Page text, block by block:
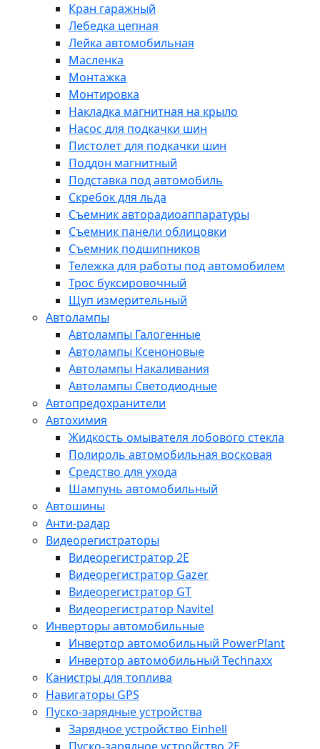
Кран гаражный
Лебедка цепная
Лейка автомобильная
Масленка
Монтажка
Монтировка
Накладка магнитная на крыло
Насос для подкачки шин
Пистолет для подкачки шин
Поддон магнитный
Подставка под автомобиль
Скребок для льда
Съемник авторадиоаппаратуры
Съемник панели облицовки
Съемник подшипников
Тележка для работы под автомобилем
Трос буксировочный
Щуп измерительный
Автолампы
Автолампы Галогенные
Автолампы Ксеноновые
Автолампы Накаливания
Автолампы Светодиодные
Автопредохранители
Автохимия
Жидкость омывателя лобового стекла
Полироль автомобильная восковая
Средство для ухода
Шампунь автомобильный
Автошины
Анти-радар
Видеорегистраторы
Видеорегистратор 2E
Видеорегистратор Gazer
Видеорегистратор GT
Видеорегистратор Navitel
Инверторы автомобильные
Инвертор автомобильный PowerPlant
Инвертор автомобильный Technaxx
Канистры для топлива
Навигаторы GPS
Пуско-зарядные устройства
Зарядное устройство Einhell